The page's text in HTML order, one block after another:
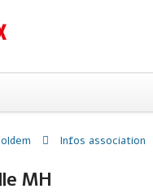
Infos association
MH